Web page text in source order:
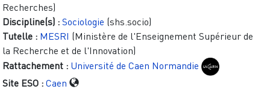
Recherches)
Discipline(s) : Sociologie (shs.socio)
Tutelle : MESRI (Ministère de l'Enseignement Supérieur de
la Recherche et de l'Innovation)
Rattachement : Université de Caen Normandie
Site ESO : Caen